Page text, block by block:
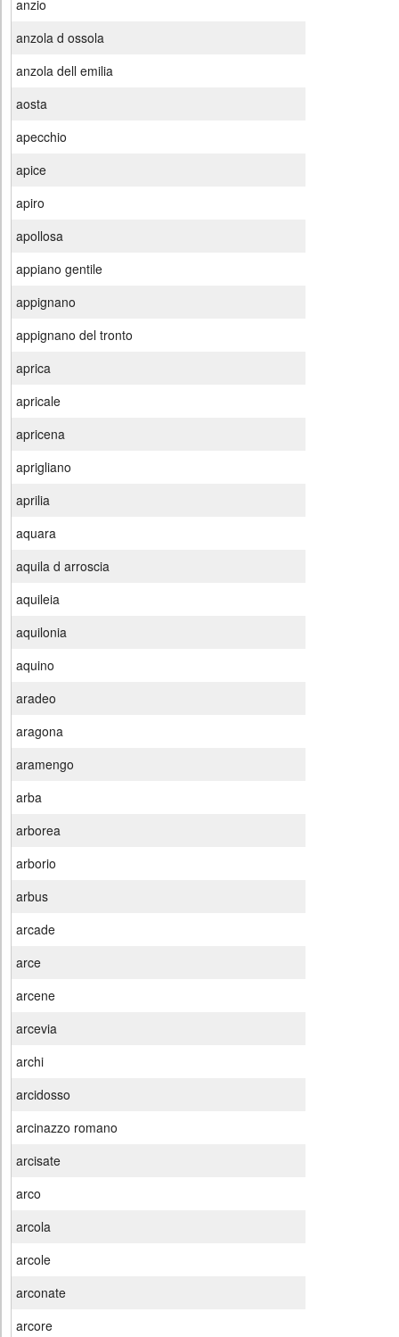
anzio
anzola d ossola
anzola dell emilia
aosta
apecchio
apice
apiro
apollosa
appiano gentile
appignano
appignano del tronto
aprica
apricale
apricena
aprigliano
aprilia
aquara
aquila d arroscia
aquileia
aquilonia
aquino
aradeo
aragona
aramengo
arba
arborea
arborio
arbus
arcade
arce
arcene
arcevia
archi
arcidosso
arcinazzo romano
arcisate
arco
arcola
arcole
arconate
arcore